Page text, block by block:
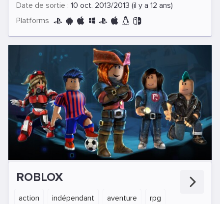
Date de sortie : 10 oct. 2013/2013 (il y a 12 ans)
Platforms
ROBLOX
action indépendant aventure rpg